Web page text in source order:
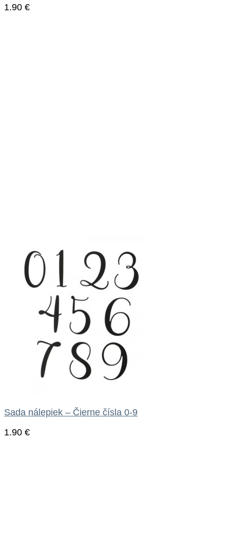
1.90 €
Sada nálepiek – Čierne čísla 0-9
1.90 €